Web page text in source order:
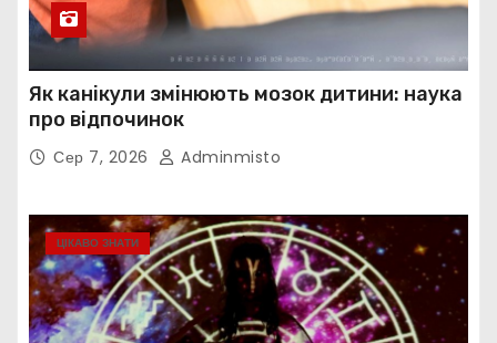
Як канікули змінюють мозок дитини: наука
про відпочинок
Сер 7, 2026 Adminmisto
ЦІКАВО ЗНАТИ